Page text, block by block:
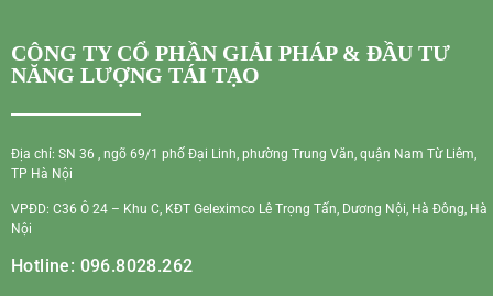
CÔNG TY CỔ PHẦN GIẢI PHÁP & ĐẦU TƯ
NĂNG LƯỢNG TÁI TẠO
Địa chỉ: SN 36 , ngõ 69/1 phố Đại Linh, phường Trung Văn, quận Nam Từ Liêm,
TP Hà Nội
VPĐD: C36 Ô 24 – Khu C, KĐT Geleximco Lê Trọng Tấn, Dương Nội, Hà Đông, Hà
Nội
Hotline: 096.8028.262